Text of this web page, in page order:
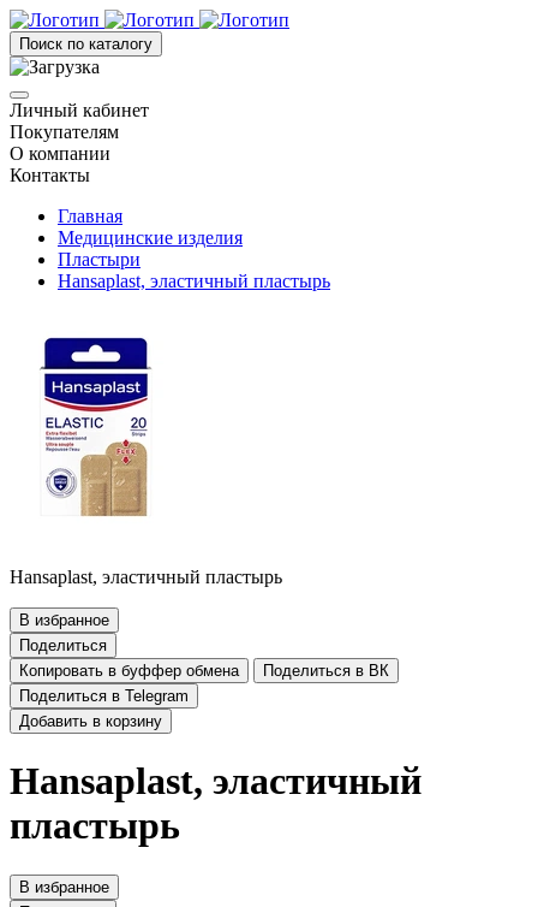
Поиск по каталогу
Личный кабинет
Покупателям
О компании
Контакты
Главная
Медицинские изделия
Пластыри
Hansaplast, эластичный пластырь
Hansaplast, эластичный пластырь
В избранное
Поделиться
Копировать в буффер обмена
Поделиться в ВК
Поделиться в Telegram
Добавить в корзину
Hansaplast, эластичный
пластырь
В избранное